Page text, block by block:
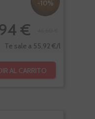
-10%
€
Te sale a 55,92 €/l
AL CARRITO